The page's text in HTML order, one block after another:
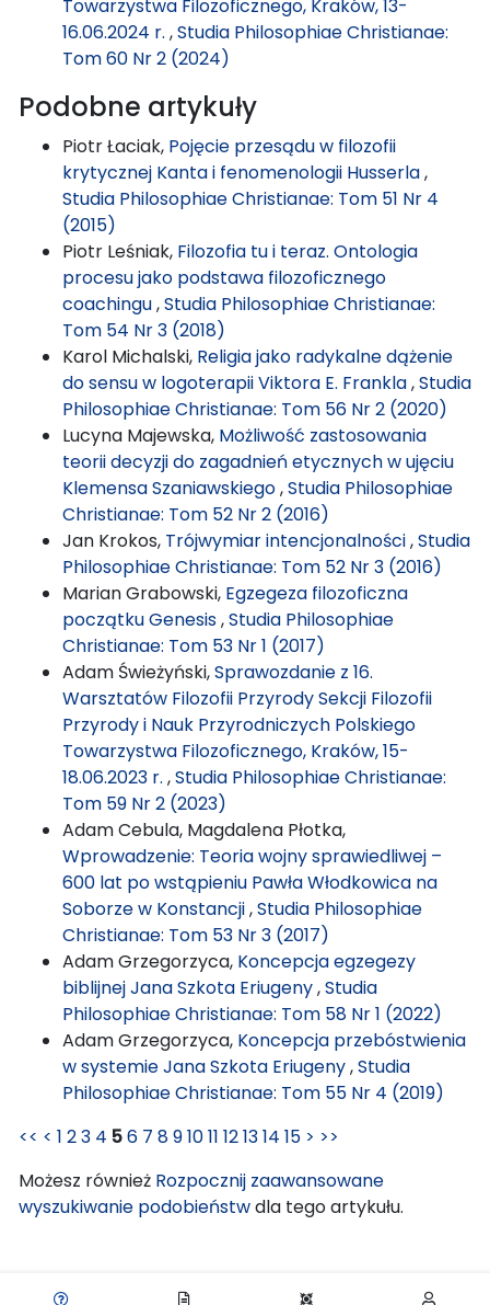
Towarzystwa Filozoficznego, Kraków, 13-
16.06.2024 r. ,Studia Philosophiae Christianae:
Tom 60 Nr 2 (2024)
Podobne artykuły
Piotr Łaciak, Pojęcie przesądu w filozofii
krytycznej Kanta i fenomenologii Husserla,
Studia Philosophiae Christianae: Tom 51 Nr 4
(2015)
Piotr Leśniak, Filozofia tu i teraz. Ontologia
procesu jako podstawa filozoficznego
coachingu,Studia Philosophiae Christianae:
Tom 54 Nr 3 (2018)
Karol Michalski, Religia jako radykalne dążenie
do sensu w logoterapii Viktora E. Frankla,Studia
Philosophiae Christianae: Tom 56 Nr 2 (2020)
Lucyna Majewska, Możliwość zastosowania
teorii decyzji do zagadnień etycznych w ujęciu
Klemensa Szaniawskiego,Studia Philosophiae
Christianae: Tom 52 Nr 2 (2016)
Jan Krokos, Trójwymiar intencjonalności,Studia
Philosophiae Christianae: Tom 52 Nr 3 (2016)
Marian Grabowski, Egzegeza filozoficzna
początku Genesis,Studia Philosophiae
Christianae: Tom 53 Nr 1 (2017)
Adam Świeżyński,Sprawozdanie z 16.
Warsztatów Filozofii Przyrody Sekcji Filozofii
Przyrody i Nauk Przyrodniczych Polskiego
Towarzystwa Filozoficznego, Kraków, 15-
18.06.2023 r. ,Studia Philosophiae Christianae:
Tom 59 Nr 2 (2023)
Adam Cebula, Magdalena Płotka,
Wprowadzenie: Teoria wojny sprawiedliwej –
600 lat po wstąpieniu Pawła Włodkowica na
Soborze w Konstancji,Studia Philosophiae
Christianae: Tom 53 Nr 3 (2017)
Adam Grzegorzyca, Koncepcja egzegezy
biblijnej Jana Szkota Eriugeny,Studia
Philosophiae Christianae: Tom 58 Nr 1 (2022)
Adam Grzegorzyca, Koncepcja przebóstwienia
w systemie Jana Szkota Eriugeny,Studia
Philosophiae Christianae: Tom 55 Nr 4 (2019)
<< < 1 23 4 56 7 891011 121314 15 > >>
Możesz również Rozpocznij zaawansowane
wyszukiwanie podobieństwdla tego artykułu.